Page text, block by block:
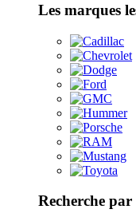
Les marques
Recherche par